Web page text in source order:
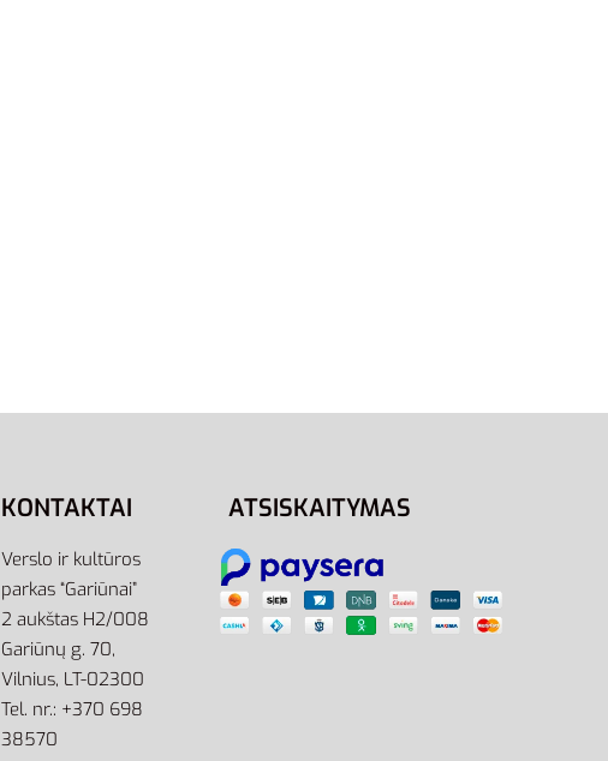
Į krepšelį
KONTAKTAI
Verslo ir kultūros
parkas “Gariūnai”
2 aukštas H2/008
Gariūnų g. 70,
Vilnius, LT-02300
Tel. nr.: +370 698
38570
ATSISKAITYMAS